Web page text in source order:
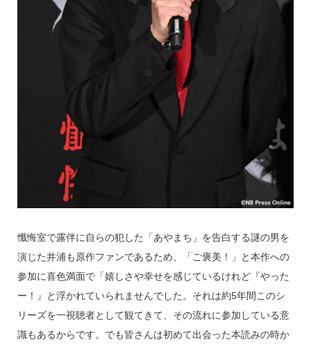
懺悔室で露伴に自らの犯した「あやまち」を告白する謎の男を
演じた井浦も原作ファンであるため、「ご褒美！」と本作への
参加に喜色満面で「嬉しさや幸せを感じているけれど『やった
ー！』と浮かれていられませんでした。それは約5年間このシ
リーズを一視聴者として観てきて、その流れに参加している意
識もあるからです。でも皆さんは初めて出会った本読みの時か